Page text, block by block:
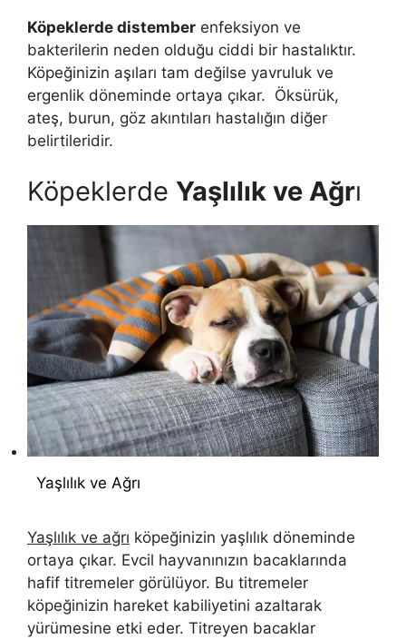
Köpeklerde distember enfeksiyon ve
bakterilerin neden olduğu ciddi bir hastalıktır.
Köpeğinizin aşıları tam değilse yavruluk ve
ergenlik döneminde ortaya çıkar. Öksürük,
ateş, burun, göz akıntıları hastalığın diğer
belirtileridir.
Köpeklerde Yaşlılık ve Ağrı
Yaşlılık ve Ağrı
Yaşlılık ve ağrı köpeğinizin yaşlılık döneminde
ortaya çıkar. Evcil hayvanınızın bacaklarında
hafif titremeler görülüyor. Bu titremeler
köpeğinizin hareket kabiliyetini azaltarak
yürümesine etki eder. Titreyen bacaklar